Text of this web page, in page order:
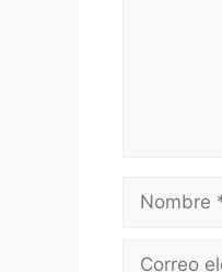
Nombre
Correo